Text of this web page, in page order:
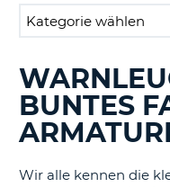
DURCHSUCHE
BLOGS......
BUNTES
Wir alle kennen die